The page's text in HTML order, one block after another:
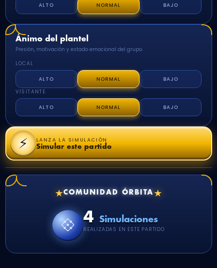
ALTO NORMAL BAJO
Ánimo del plantel
Presión, motivación y estado emocional del grupo.
LOCAL
ALTO NORMAL
BAJO
VISITANTE
ALTO NORMAL BAJO
⚡ LANZA LA SIMULACIÓN
Simular este partido
★COMUNIDAD ÓRBITA★
💠 4Simulaciones
REALIZADAS EN ESTE PARTIDO